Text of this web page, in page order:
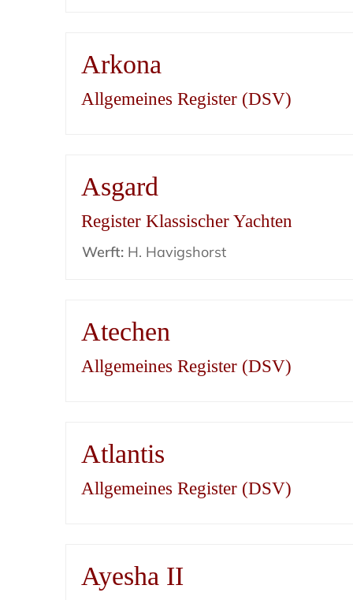
Arkona
Allgemeines Register (DSV)
Asgard
Register Klassischer Yachten
Werft: H. Havigshorst
Atechen
Allgemeines Register (DSV)
Atlantis
Allgemeines Register (DSV)
Ayesha II